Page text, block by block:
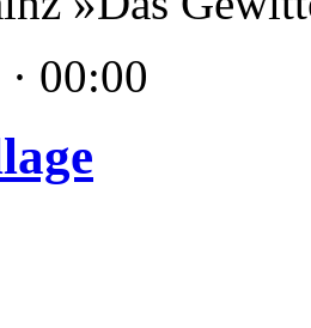
00:00